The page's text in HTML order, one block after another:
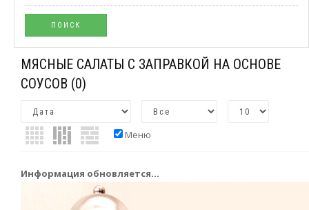
МЯСНЫЕ САЛАТЫ С ЗАПРАВКОЙ НА ОСНОВЕ
СОУСОВ (0)
Меню
Информация обновляется...